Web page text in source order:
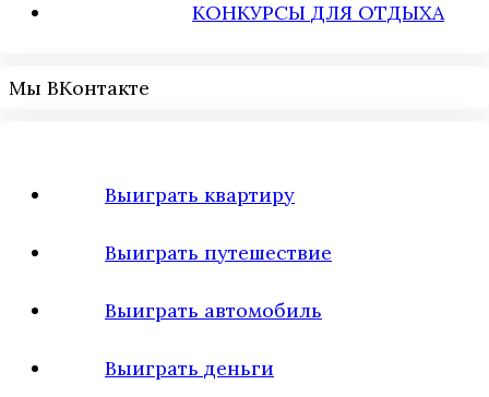
КОНКУРСЫ ДЛЯ ОТДЫХА
Мы ВКонтакте
Выиграть квартиру
Выиграть путешествие
Выиграть автомобиль
Выиграть деньги